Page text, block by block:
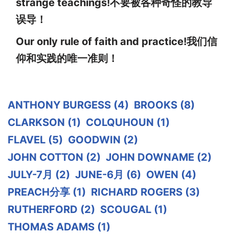
误导！
Our only rule of faith and practice!我们信
仰和实践的唯一准则！
ANTHONY BURGESS (4) BROOKS (8)
CLARKSON (1) COLQUHOUN (1)
FLAVEL (5) GOODWIN (2)
JOHN COTTON (2) JOHN DOWNAME (2)
JULY-7月 (2) JUNE-6月 (6) OWEN (4)
PREACH分享 (1) RICHARD ROGERS (3)
RUTHERFORD (2) SCOUGAL (1)
THOMAS ADAMS (1)